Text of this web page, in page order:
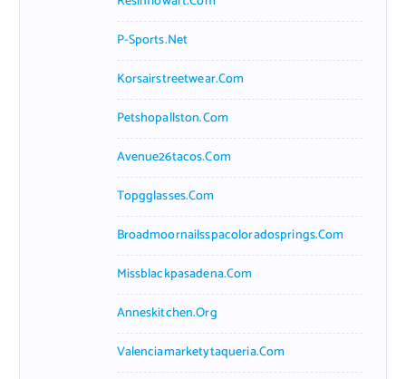
P-Sports.net
Korsairstreetwear.com
Petshopallston.com
Avenue26tacos.com
Topgglasses.com
Broadmoornailsspacoloradosprings.com
Missblackpasadena.com
Anneskitchen.org
Valenciamarketytaqueria.com